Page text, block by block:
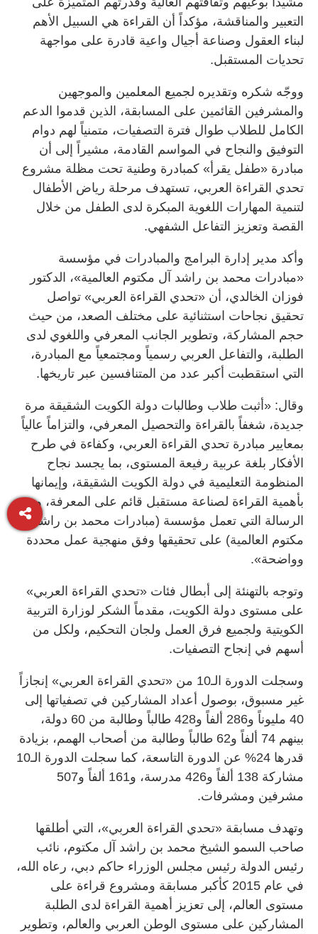
التعبير والمناقشة، مؤكداً أن القراءة هي السبيل الأهم
لبناء العقول وصناعة أجيال واعية قادرة على مواجهة
تحديات المستقبل.
ووجّه شكره وتقديره لجميع المعلمين والموجهين
والمشرفين القائمين على المسابقة، الذين قدموا الدعم
الكامل للطلاب طوال فترة التصفيات، متمنياً لهم دوام
التوفيق والنجاح في المواسم القادمة، مشيراً إلى أن
مبادرة «طفل يقرأ» كمبادرة وطنية تحت مظلة مشروع
تحدي القراءة العربي، تستهدف مرحلة رياض الأطفال
لتنمية المهارات اللغوية المبكرة لدى الطفل من خلال
القصة وتعزيز التفاعل الشفهي.
وأكد مدير إدارة البرامج والمبادرات في مؤسسة
«مبادرات محمد بن راشد آل مكتوم العالمية»، الدكتور
فوزان الخالدي، أن «تحدي القراءة العربي» تواصل
تحقيق نجاحات استثنائية على مختلف الصعد، من حيث
حجم المشاركة، وتطوير الجانب المعرفي واللغوي لدى
الطلبة، والتفاعل العربي رسمياً ومجتمعياً مع المبادرة،
التي استقطبت أكبر عدد من المتنافسين عبر تاريخها.
وقال: «أثبت طلاب وطالبات دولة الكويت الشقيقة مرة
جديدة، شغفاً بالقراءة والتحصيل المعرفي، والتزاماً عالياً
بمعايير مبادرة تحدي القراءة العربي، وكفاءة في طرح
الأفكار بلغة عربية رفيعة المستوى، بما يجسد نجاح
المنظومة التعليمية في دولة الكويت الشقيقة، وإيمانها
بأهمية القراءة لصناعة مستقبل قائم على المعرفة، وهي
الرسالة التي تعمل مؤسسة (مبادرات محمد بن راشد آل
مكتوم العالمية) على تحقيقها وفق منهجية عمل محددة
وواضحة».
وتوجه بالتهنئة إلى أبطال فئات «تحدي القراءة العربي»
على مستوى دولة الكويت، مقدماً الشكر لوزارة التربية
الكويتية ولجميع فرق العمل ولجان التحكيم، ولكل من
أسهم في إنجاح التصفيات.
وسجلت الدورة الـ10 من «تحدي القراءة العربي» إنجازاً
غير مسبوق، بوصول أعداد المشاركين في تصفياتها إلى
40 مليوناً و286 ألفاً و428 طالباً وطالبة من 60 دولة،
بينهم 74 ألفاً و62 طالباً وطالبة من أصحاب الهمم، بزيادة
قدرها 24% عن الدورة التاسعة، كما سجلت الدورة الـ10
مشاركة 138 ألفاً و426 مدرسة، و161 ألفاً و507
مشرفين ومشرفات.
وتهدف مسابقة «تحدي القراءة العربي»، التي أطلقها
صاحب السمو الشيخ محمد بن راشد آل مكتوم، نائب
رئيس الدولة رئيس مجلس الوزراء حاكم دبي، رعاه الله،
في عام 2015 كأكبر مسابقة ومشروع قراءة على
مستوى العالم، إلى تعزيز أهمية القراءة لدى الطلبة
المشاركين على مستوى الوطن العربي والعالم، وتطوير